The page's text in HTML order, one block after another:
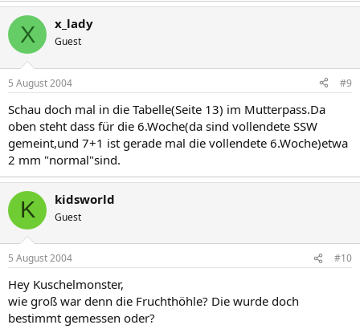
X x_lady
Guest
5 August 2004 #9
Schau doch mal in die Tabelle(Seite 13) im Mutterpass.Da
oben steht dass für die 6.Woche(da sind vollendete SSW
gemeint,und 7+1 ist gerade mal die vollendete 6.Woche)etwa
2 mm "normal"sind.
K kidsworld
Guest
5 August 2004 #10
Hey Kuschelmonster,
wie groß war denn die Fruchthöhle? Die wurde doch
bestimmt gemessen oder?